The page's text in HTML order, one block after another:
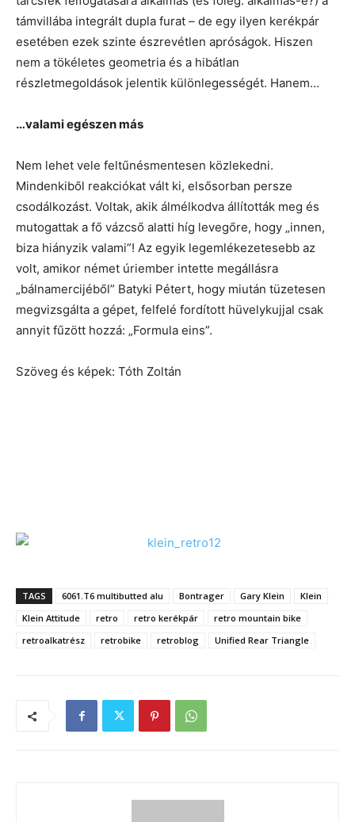
támvillába integrált dupla furat – de egy ilyen kerékpár
esetében ezek szinte észrevétlen apróságok. Hiszen
nem a tökéletes geometria és a hibátlan
részletmegoldások jelentik különlegességét. Hanem…
…valami egészen más
Nem lehet vele feltűnésmentesen közlekedni.
Mindenkiből reakciókat vált ki, elsősorban persze
csodálkozást. Voltak, akik álmélkodva állították meg és
mutogattak a fő vázcső alatti híg levegőre, hogy „innen,
biza hiányzik valami”! Az egyik legemlékezetesebb az
volt, amikor német úriember intette megállásra
„bálnamercijéből” Batyki Pétert, hogy miután tüzetesen
megvizsgálta a gépet, felfelé fordított hüvelykujjal csak
annyit fűzött hozzá: „Formula eins”.
Szöveg és képek: Tóth Zoltán
TAGS 6061.T6 multibutted alu Bontrager Gary Klein
Klein
Klein Attitude
retro retro kerékpár
retro mountain bike
retroalkatrész
retrobike retroblog Unified Rear Triangle